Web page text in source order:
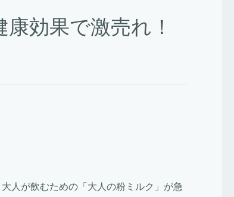
効果で激売れ！
人が飲むための「大人の粉ミルク」が急